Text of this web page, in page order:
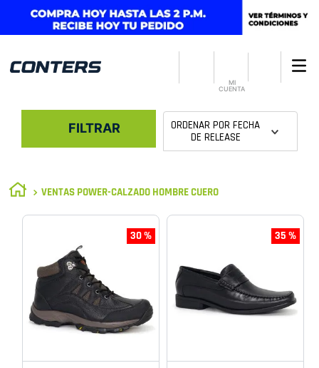
MI
CUENTA
FILTRAR ORDENAR POR FECHA
DE RELEASE
VENTAS POWER-CALZADO HOMBRE CUERO
30 % 35 %